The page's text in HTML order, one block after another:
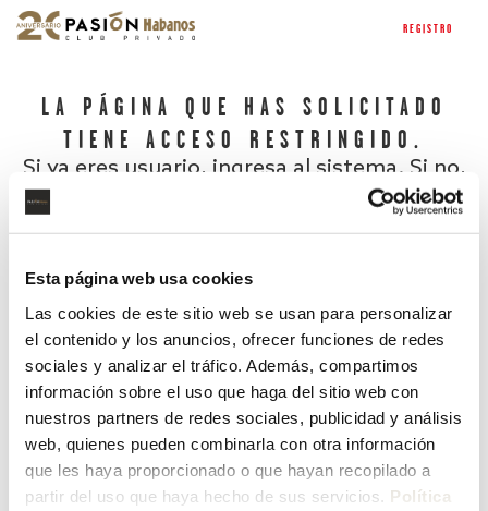
Esta página web usa cookies
Las cookies de este sitio web se usan para personalizar
el contenido y los anuncios, ofrecer funciones de redes
sociales y analizar el tráfico. Además, compartimos
información sobre el uso que haga del sitio web con
nuestros partners de redes sociales, publicidad y análisis
web, quienes pueden combinarla con otra información
que les haya proporcionado o que hayan recopilado a
partir del uso que haya hecho de sus servicios. Política
REGISTRO
LA PÁGINA QUE HAS SOLICITADO
TIENE ACCESO RESTRINGIDO.
Si ya eres usuario, ingresa al sistema. Si no,
¿Has olvidado tu contraseña?